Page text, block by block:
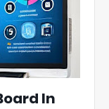
In